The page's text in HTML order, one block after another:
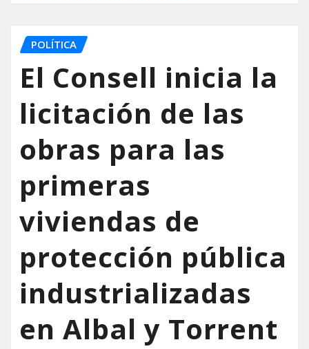
POLÍTICA
El Consell inicia la
licitación de las
obras para las
primeras
viviendas de
protección pública
industrializadas
en Albal y Torrent